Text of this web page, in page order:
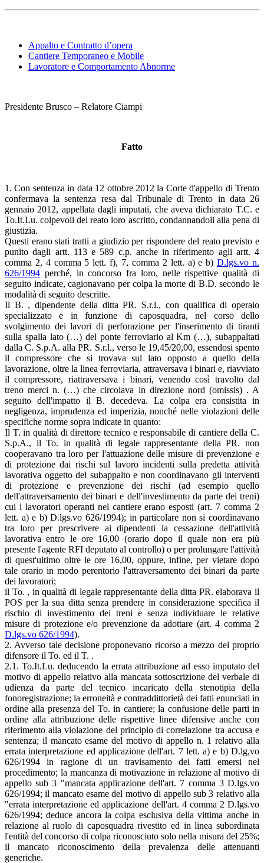
Appalto e Contratto d’opera
Cantiere Temporaneo e Mobile
Lavoratore e Comportamento Abnorme
Presidente Brusco – Relatore Ciampi
Fatto
1. Con sentenza in data 12 ottobre 2012 la Corte d'appello di Trento
confermava la sentenza resa dal Tribunale di Trento in data 26
gennaio 2012, appellata dagli imputati, che aveva dichiarato T.C. e
To.It.Lu. colpevoli del reato loro ascritto, condannandoli alla pena di
giustizia.
Questi erano stati tratti a giudizio per rispondere del reato previsto e
punito dagli artt. 113 e 589 c.p. anche in riferimento agli artt. 4
comma 2, 4 comma 5 lett. f), 7, comma 2 lett. a) e b)D.lgs.vo n.
626/1994 perché, in concorso fra loro, nelle rispettive qualità di
seguito indicate, cagionavano per colpa la morte di B.D. secondo le
modalità di seguito descritte.
Il B. , dipendente della ditta PR. S.r.l., con qualifica di operaio
specializzato e in funzione di caposquadra, nel corso dello
svolgimento dei lavori di perforazione per l'inserimento di tiranti
sulla spalla lato (…) del ponte ferroviario al Km (…), subappaltati
dalla C. S.p.A. alla PR. S.r.l., verso le 19,45/20,00, essendosi spento
il compressore che si trovava sul lato opposto a quello della
lavorazione, oltre la linea ferroviaria, attraversava i binari e, riavviato
il compressore, riattraversava i binari, venendo così travolto dal
treno merci n. (…) che circolava in direzione nord (omissis) . A
seguito dell'impatto il B. decedeva. La colpa era consistita in
negligenza, imprudenza ed imperizia, nonché nelle violazioni delle
specifiche norme sopra indicate in quanto:
Il T. in qualità di direttore tecnico e responsabile di cantiere della C.
S.p.A., il To. in qualità di legale rappresentante della PR. non
cooperavano tra loro per l'attuazione delle misure di prevenzione e
di protezione dai rischi sul lavoro incidenti sulla predetta attività
lavorativa oggetto del subappalto e non coordinavano gli interventi
di protezione e prevenzione dei rischi (ad esempio quello
dell'attraversamento dei binari e dell'investimento da parte dei treni)
cui i lavoratori operanti nel cantiere erano esposti (art. 7 comma 2
lett. a) e b) D.lgs.vo 626/1994); in particolare non si coordinavano
tra loro per prescrivere ai dipendenti la cessazione dell'attività
lavorativa entro le ore 16,00 (orario dopo il quale non era più
presente l'agente RFI deputato al controllo) o per prolungare l'attività
di quest'ultimo oltre le ore 16,00, oppure, infine, per vietare dopo
tale orario in modo perentorio l'attraversamento dei binari da parte
dei lavoratori;
il To. , in qualità di legale rappresentante della ditta PR. elaborava il
POS per la sua ditta senza prendere in considerazione specifica il
rischio di investimento dei treni e senza individuare le relative
misure di protezione e/o prevenzione da adottare (art. 4 comma 2
D.lgs.vo 626/1994).
2. Avverso tale decisione proponevano ricorso a mezzo del proprio
difensore il To. ed il T. .
2.1. To.It.Lu. deducendo la errata attribuzione ad esso imputato del
motivo di appello relativo alla mancata sottoscrizione del verbale di
udienza da parte del tecnico incaricato della stenotipia della
fonoregistrazione; la erroneità e contraddittorietà dei fatti enunciati in
ordine alla presenza del To. in cantiere; la confusione delle parti in
ordine alla attribuzione delle rispettive linee difensive anche con
riferimento alla violazione del principio di correlazione tra accusa e
sentenza; il mancato esame del motivo di appello n. 1 relativo alla
errata interpretazione ed applicazione dell'art. 7 lett. a) e b) D.lg,vo
626/1994 in ragione di un travisamento dei fatti emersi nel
procedimento; la mancanza di motivazione in relazione al motivo di
appello sub 3 "mancata applicazione dell'art. 7 comma 3 D.lgs.vo
626/1994; il mancato esame del motivo di appello sub 3 relativo alla
"errata interpretazione ed applicazione dell'art. 4 comma 2 D.lgs.vo
626/1994; deduce ancora la colpa esclusiva della vittima anche in
relazione al ruolo di caposquadra rivestito ed in linea subordinata
l'entità del concorso di colpa riconosciuto solo nella misura del 25%;
il mancato riconoscimento della prevalenza delle attenuanti
generiche.